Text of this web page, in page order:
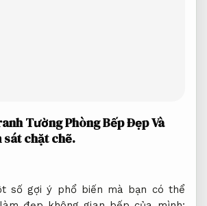
Tường Phòng Bếp Đẹp Và
sát chặt chẽ.
số gợi ý phổ biến mà bạn có thể